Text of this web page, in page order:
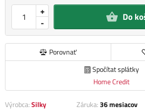
-
+ Do
Porovnať
Spočítat splátky
Home Credit
Výrobca:Silky Záruka:36 mesiacov